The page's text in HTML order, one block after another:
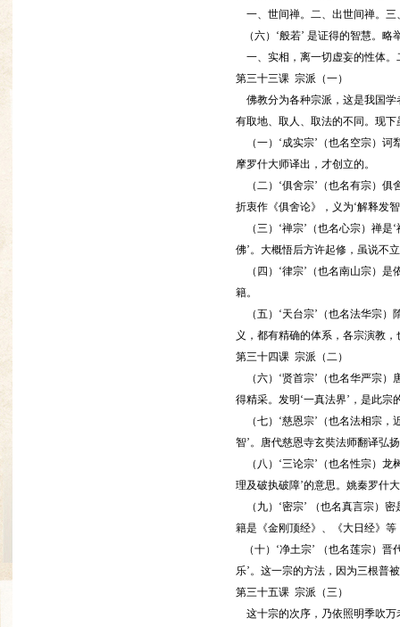
一、世间禅。二、出世间禅。三
（六）‘般若’ 是证得的智慧。略
一、实相，离一切虚妄的性体。
第三十三课 宗派（一）
佛教分为各种宗派，这是我国学
有取地、取人、取法的不同。现
（一）‘成实宗’（也名空宗）诃
摩罗什大师译出，才创立的。
（二）‘俱舍宗’（也名有宗）俱
折衷作《俱舍论》，义为‘解释发
（三）‘禅宗’（也名心宗）禅是
佛’。大概悟后方许起修，虽说不
（四）‘律宗’（也名南山宗）是
籍。
（五）‘天台宗’（也名法华宗）
义，都有精确的体系，各宗演教
第三十四课 宗派（二）
（六）‘贤首宗’（也名华严宗）
得精采。发明‘一真法界’，是此宗
（七）‘慈恩宗’（也名法相宗，
智’。唐代慈恩寺玄奘法师翻译弘
（八）‘三论宗’（也名性宗）龙
理及破执破障’的意思。姚秦罗什
（九）‘密宗’ （也名真言宗）密
籍是《金刚顶经》、《大日经》
（十）‘净土宗’ （也名莲宗）
乐’。这一宗的方法，因为三根普
第三十五课 宗派（三）
这十宗的次序，乃依照明季吹万